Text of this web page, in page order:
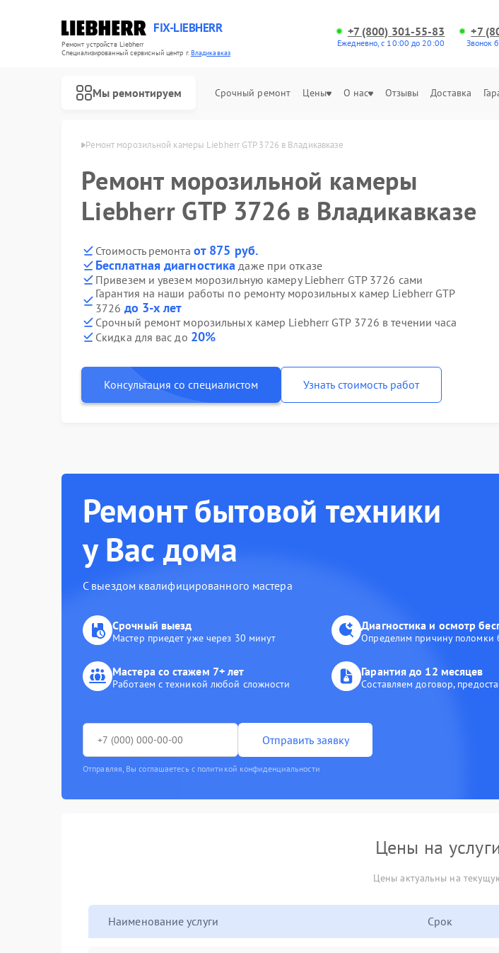
FIX-LIEBHERR
Ремонт устройств Liebherr
Специализированный cервисный центр г.Владикавказ
+7 (800) 301-55-83
Ежедневно, с 10:00 до 20:00
+7
Звонок
Мы ремонтируем Срочный ремонт Цены О нас Отзывы Доставка
Ремонт морозильной камеры Liebherr GTP 3726 в Владикавказе
Ремонт морозильной камеры
Liebherr GTP 3726 в Владикавказе
Стоимость ремонта от 875 руб.
Бесплатная диагностика даже при отказе
Привезем и увезем морозильную камеру Liebherr GTP 3726 сами
Гарантия на наши работы по ремонту морозильных камер Liebherr GTP
3726 до 3-х лет
Срочный ремонт морозильных камер Liebherr GTP 3726 в течении часа
Скидка для вас до 20%
Консультация со специалистом Узнать стоимость работ
Ремонт бытовой техники
у Вас дома
С выездом квалифицированного мастера
Срочный выезд
Мастер приедет уже через 30 минут
Диагностика и осмотр
Определим причину поломки
Мастера со стажем 7+ лет
Работаем с техникой любой сложности
Гарантия до 12 месяцев
Составляем договор,
Отправить заявку
Отправляя, Вы соглашаетесь с политикой конфиденциальности
Цены на
Цены актуальны на
Наименование услуги Срок